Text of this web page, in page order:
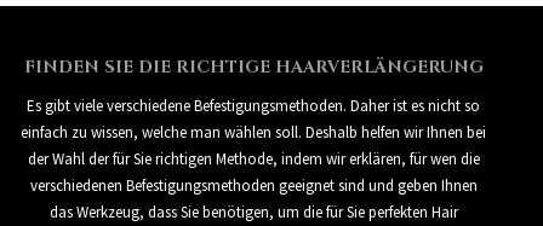
FINDEN SIE DIE RICHTIGE HAARVERLÄNGERUNG
Es gibt viele verschiedene Befestigungsmethoden. Daher ist es nicht so
einfach zu wissen, welche man wählen soll. Deshalb helfen wir Ihnen bei
der Wahl der für Sie richtigen Methode, indem wir erklären, für wen die
verschiedenen Befestigungsmethoden geeignet sind und geben Ihnen
das Werkzeug, dass Sie benötigen, um die für Sie perfekten Hair